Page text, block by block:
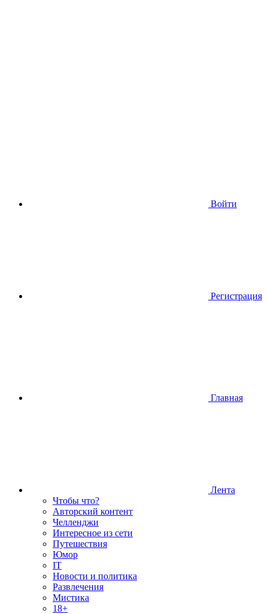
Войти
Регистрация
Главная
Лента
Чтобы что?
Авторский контент
Челленджи
Интересное из сети
Путешествия
Юмор
IT
Новости и политика
Развлечения
Мистика
18+